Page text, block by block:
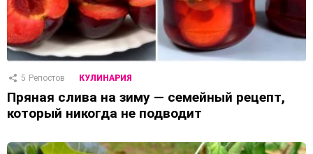
5 Репостов КУЛИНАРИЯ
Пряная слива на зиму — семейный рецепт,
который никогда не подводит